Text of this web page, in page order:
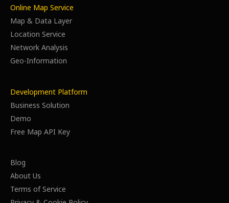
Online Map Service
Map & Data Layer
Location Service
Network Analysis
Geo-Information
Development Platform
Business Solution
Demo
Free Map API Key
Blog
About Us
Terms of Service